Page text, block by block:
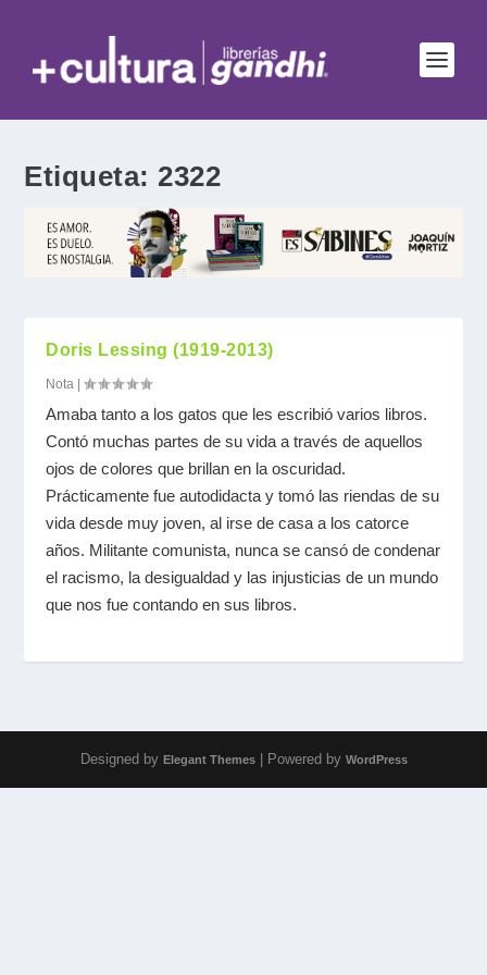
Etiqueta: 2322
Doris Lessing (1919-2013)
Nota |
Amaba tanto a los gatos que les escribió varios libros.
Contó muchas partes de su vida a través de aquellos
ojos de colores que brillan en la oscuridad.
Prácticamente fue autodidacta y tomó las riendas de su
vida desde muy joven, al irse de casa a los catorce
años. Militante comunista, nunca se cansó de condenar
el racismo, la desigualdad y las injusticias de un mundo
que nos fue contando en sus libros.
Designed by Elegant Themes| Powered by WordPress